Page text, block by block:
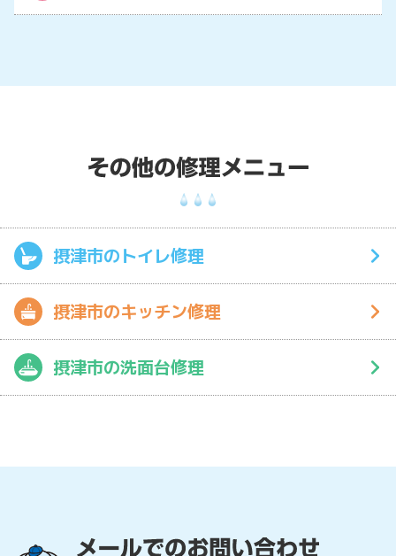
摂津市のトイレ修理
摂津市のキッチン修理
摂津市の洗面台修理